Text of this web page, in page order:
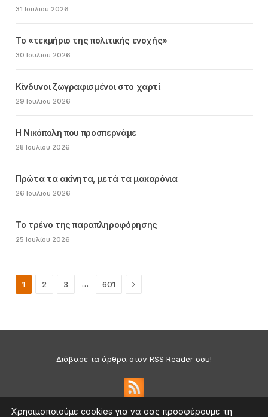
31 Ιουλίου 2026
Το «τεκμήριο της πολιτικής ενοχής»
30 Ιουλίου 2026
Κίνδυνοι ζωγραφισμένοι στο χαρτί
29 Ιουλίου 2026
Η Νικόπολη που προσπερνάμε
28 Ιουλίου 2026
Πρώτα τα ακίνητα, μετά τα μακαρόνια
26 Ιουλίου 2026
Το τρένο της παραπληροφόρησης
25 Ιουλίου 2026
1 2 3 … 601 Next
Διάβασε τα άρθρα στον RSS Reader σου!
Χρησιμοποιούμε cookies για να σας προσφέρουμε τη